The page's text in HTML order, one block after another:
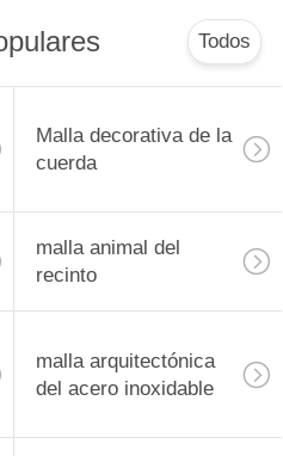
Todos
Malla decorativa de la
cuerda
malla animal del
recinto
malla arquitectónica
del acero inoxidable